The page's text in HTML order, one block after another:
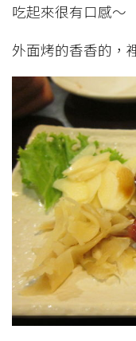
吃起來很有口感～
外面烤的香香的，